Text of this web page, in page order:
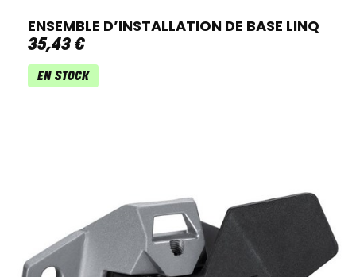
ENSEMBLE D’INSTALLATION DE BASE LINQ
35,43 €
EN STOCK